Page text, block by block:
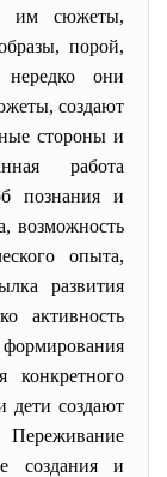
им сюжеты,
порой,
они
создают
стороны и
работа
познания и
возможность
опыта,
развития
активность
конкретного
дети создают
создания и